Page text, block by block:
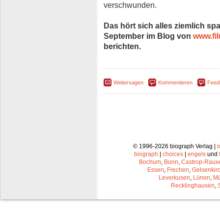
verschwunden.
Das hört sich alles ziemlich
September im Blog von
berichten.
Weitersagen Kommentieren
© 1996-2026 biograph Verlag |
biograph | choices | engels und
Bochum Bonn Castrop-
Essen Frechen
Leverkusen Lünen
Recklinghausen